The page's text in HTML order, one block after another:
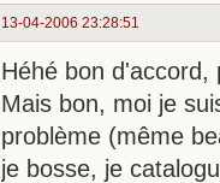
13-04-2006 23:28:51
Héhé bon
Mais bon, moi je
problème (même
je bosse, je